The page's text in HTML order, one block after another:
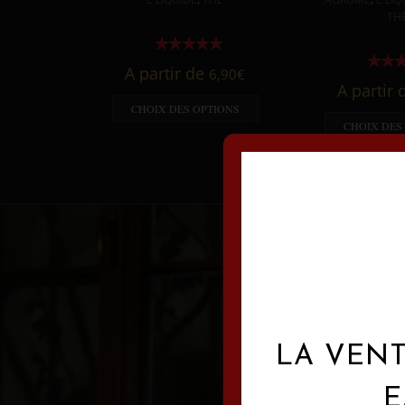
A partir de 6,90€
CHOIX DES OPTIONS
A partir
CHOIX DES
LA